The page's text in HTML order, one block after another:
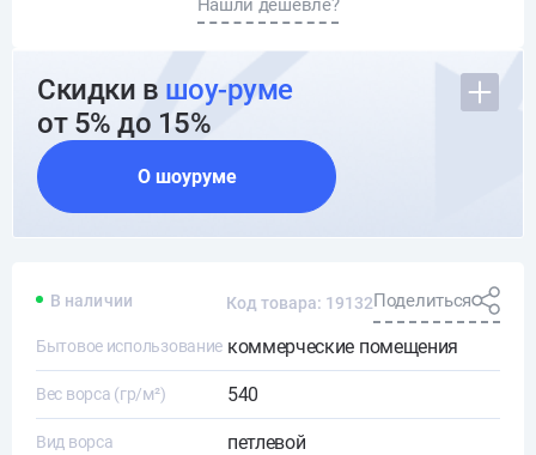
Нашли дешевле?
Скидки в шоу-руме
от 5% до 15%
О шоуруме
В наличии Код товара: 19132Поделиться
Бытовое использование коммерческие помещения
Вес ворса (гр/м²) 540
Вид ворса петлевой